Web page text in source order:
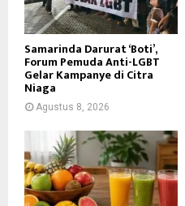
Samarinda Darurat ‘Boti’,
Forum Pemuda Anti-LGBT
Gelar Kampanye di Citra
Niaga
Agustus 8, 2026